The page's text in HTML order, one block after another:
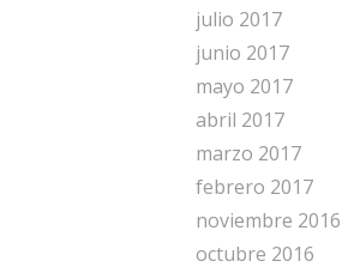
julio 2017
junio 2017
mayo 2017
abril 2017
marzo 2017
febrero 2017
noviembre 2016
octubre 2016